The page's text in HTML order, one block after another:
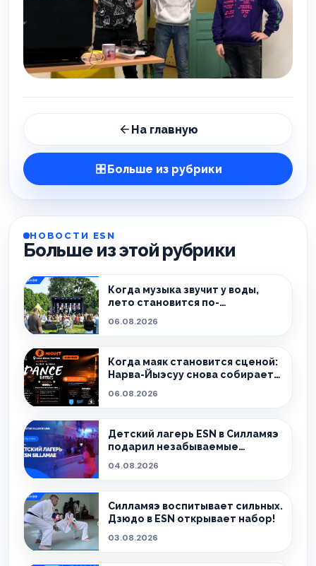
На главную
Больше из рубрики
НОВОСТИ ESN
Больше из этой рубрики
Когда музыка звучит у воды,
лето становится по-
06.08.2026
Когда маяк становится сценой:
Нарва-Йыэсуу снова собирает
06.08.2026
Детский лагерь ESN в Силламяэ
подарил незабываемые
04.08.2026
Силламяэ воспитывает сильных.
Дзюдо в ESN открывает набор!
03.08.2026